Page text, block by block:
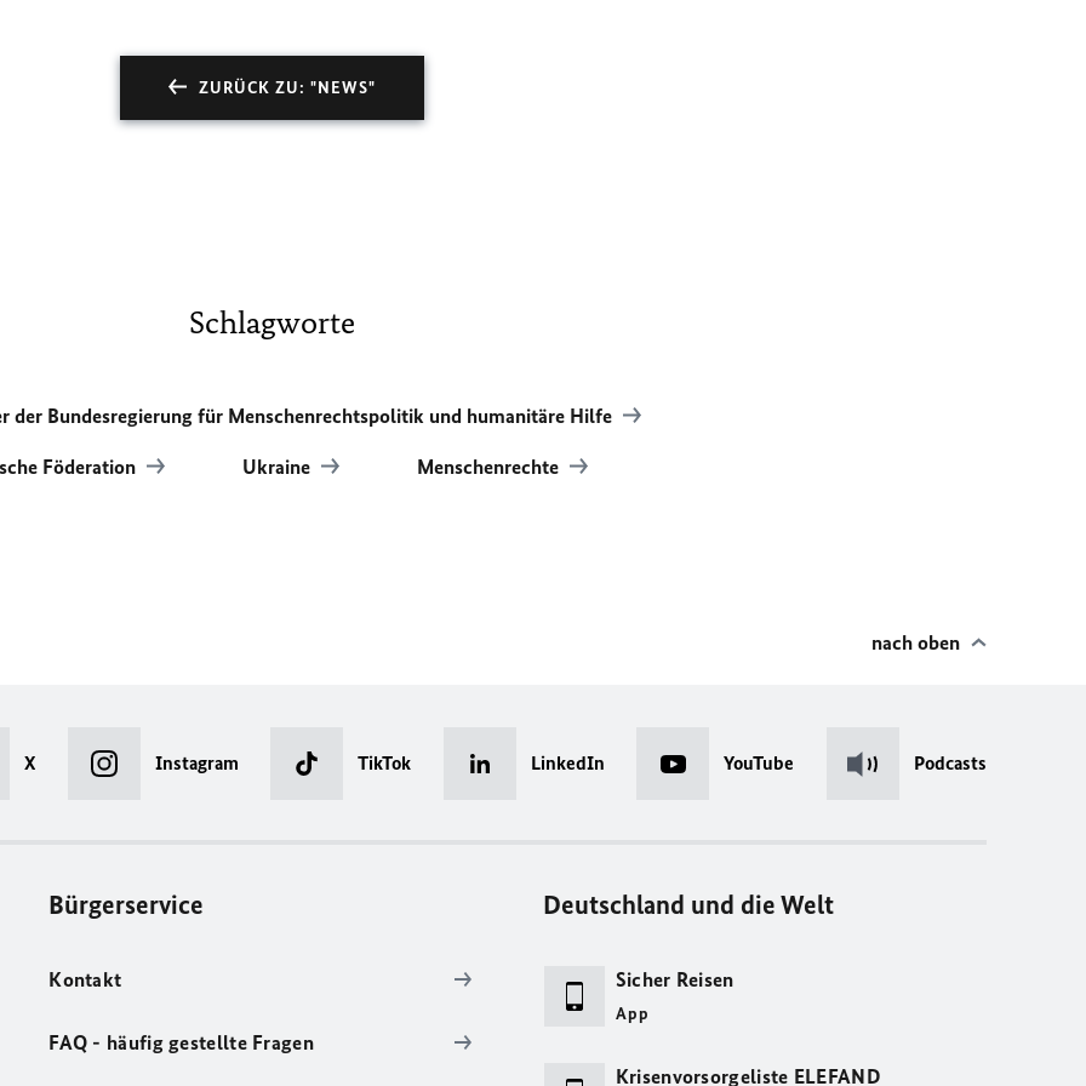
ZURÜCK ZU: "NEWS"
Schlagworte
der Bundesregierung für Menschenrechtspolitik und humanitäre Hilfe
Föderation Ukraine Menschenrechte
nach oben
X Instagram TikTok LinkedIn YouTube Podcasts
Bürgerservice
Kontakt
FAQ - häufig gestellte Fragen
Deutschland und die Welt
Sicher Reisen
App
Krisenvorsorgeliste ELEFAND